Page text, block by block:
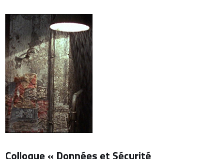
Colloque « Données et Sécurité